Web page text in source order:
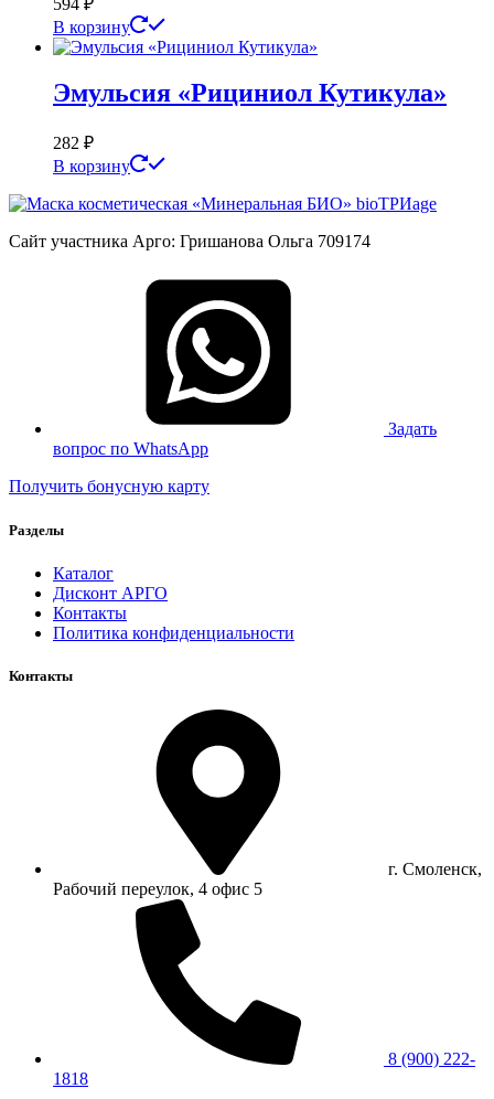
В корзину
Эмульсия «Рициниол Кутикула»
282 ₽
В корзину
Сайт участника Арго: Гришанова Ольга 709174
Задать
вопрос по WhatsApp
Получить бонусную карту
Разделы
Каталог
Дисконт АРГО
Контакты
Политика конфиденциальности
Контакты
г. Смоленск,
Рабочий переулок, 4 офис 5
8 (900) 222-
1818